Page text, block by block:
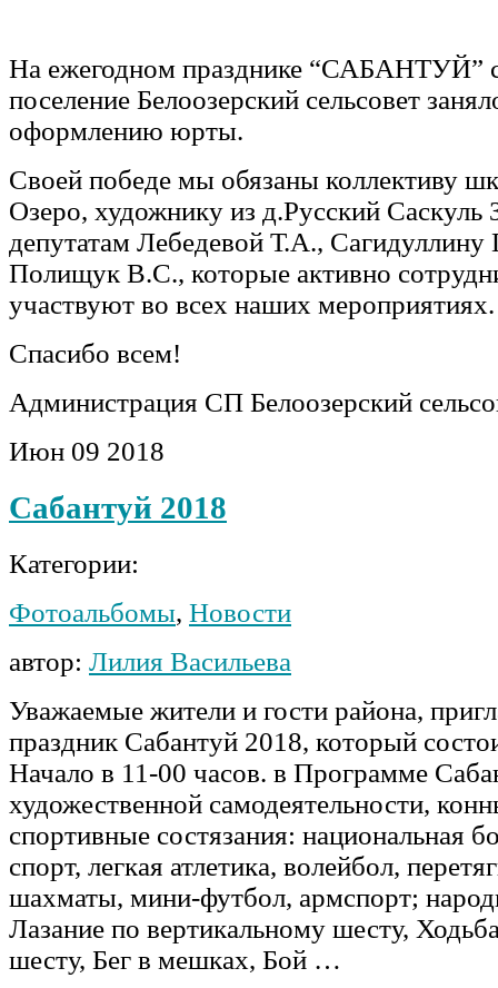
На ежегодном празднике “САБАНТУЙ”
поселение Белоозерский сельсовет
оформлению юрты.
Своей победе мы обязаны коллективу
Озеро, художнику из д.Русский Саскуль
депутатам Лебедевой Т.А., Сагидуллину
Полищук В.С., которые активно
участвуют во всех наших мероприятиях.
Спасибо всем!
Администрация СП Белоозерский
Июн 09 2018
Сабантуй 2018
Категории:
Фотоальбомы, Новости
автор: Лилия Васильева
Уважаемые жители и гости района,
праздник Сабантуй 2018, который
Начало в 11-00 часов. в Программе
художественной самодеятельности,
спортивные состязания: национальная
спорт, легкая атлетика, волейбол,
шахматы, мини-футбол, армспорт;
Лазание по вертикальному шесту,
шесту, Бег в мешках, Бой …